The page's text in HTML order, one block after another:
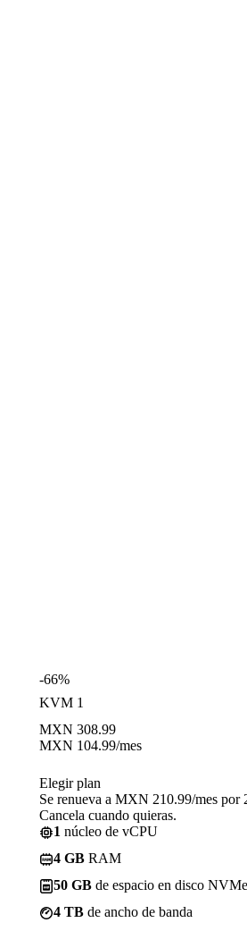
-66%
KVM 1
MXN 308.99
MXN 104.99/mes
Elegir plan
Se renueva a MXN 210.99/mes por
Cancela cuando quieras.
1 núcleo de vCPU
4 GB RAM
50 GB de espacio en disco NVMe
4 TB de ancho de banda